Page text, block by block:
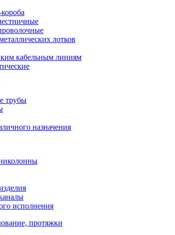
лотков
кабельным линиям
трубы
назначения
исполнения
протяжки